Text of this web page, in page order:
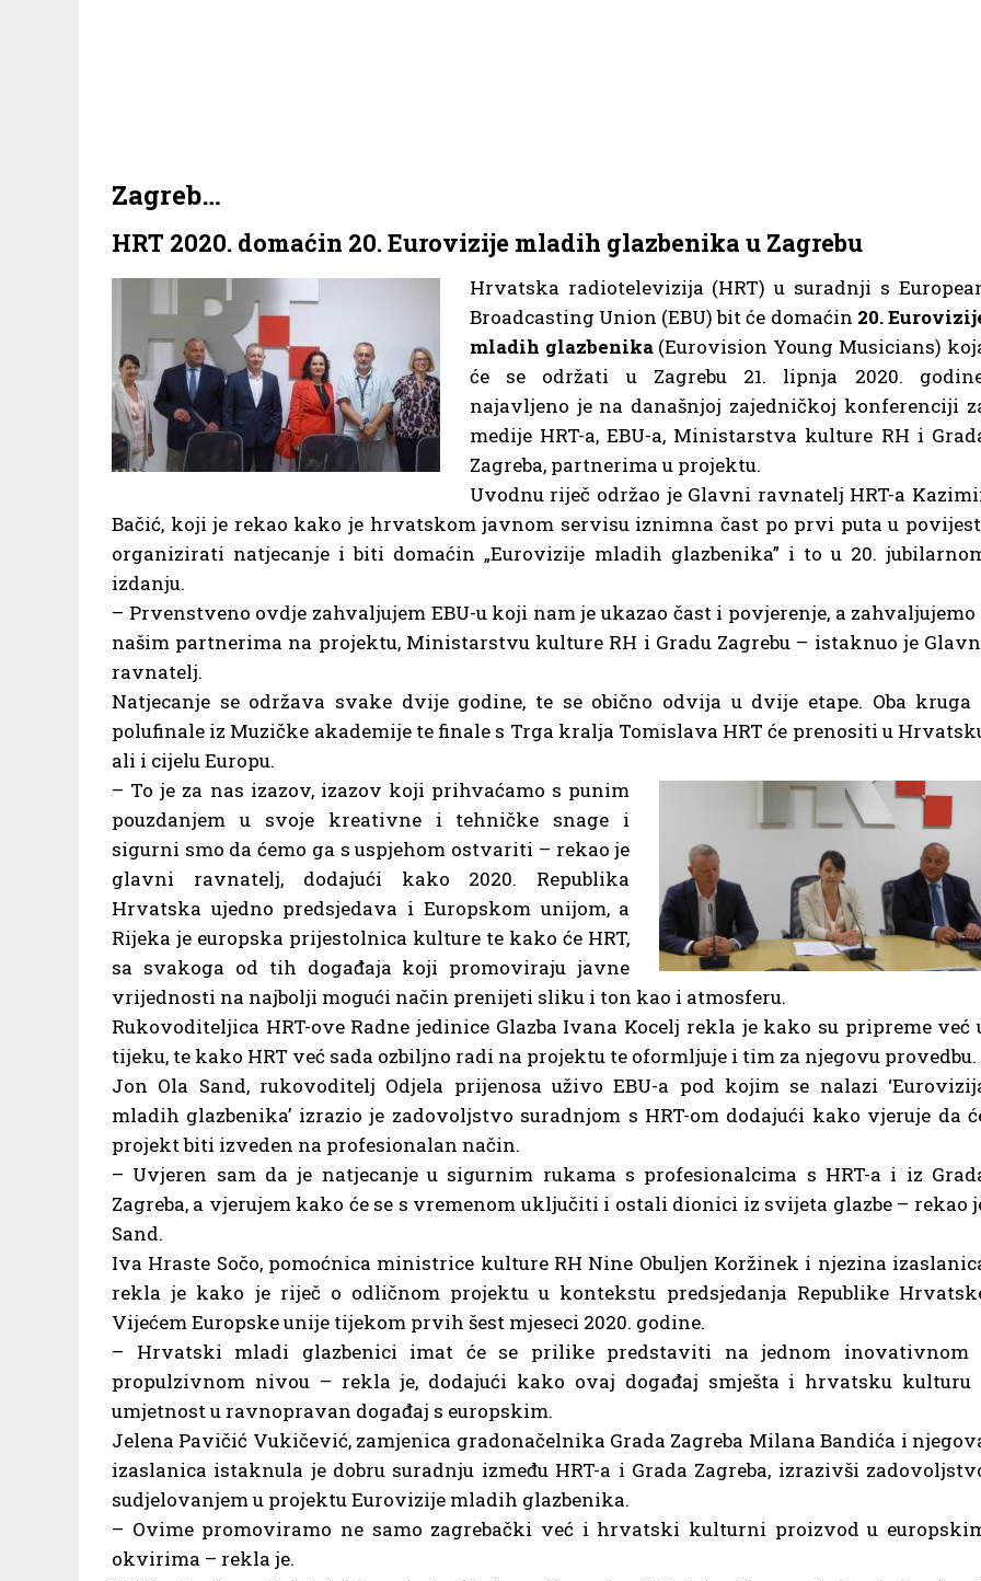
Zagreb…
HRT 2020. domaćin 20. Eurovizije mladih glazbenika u Zagrebu
Hrvatska radiotelevizija (HRT) u suradnji s
Broadcasting Union (EBU) bit će domaćin 20.
mladih glazbenika(Eurovision Young Musicians)
će se održati u Zagrebu 21. lipnja 2020.
najavljeno je na današnjoj zajedničkoj konferenciji
medije HRT-a, EBU-a, Ministarstva kulture RH i
Zagreba, partnerima u projektu.
Uvodnu riječ održao je Glavni ravnatelj HRT-a
Bačić, koji je rekao kako je hrvatskom javnom servisu iznimna čast po prvi puta u
organizirati natjecanje i biti domaćin „Eurovizije mladih glazbenika” i to u 20.
izdanju.
– Prvenstveno ovdje zahvaljujem EBU-u koji nam je ukazao čast i povjerenje, a zahvaljujemo
našim partnerima na projektu, Ministarstvu kulture RH i Gradu Zagrebu – istaknuo je
ravnatelj.
Natjecanje se održava svake dvije godine, te se obično odvija u dvije etape. Oba kruga
polufinale iz Muzičke akademije te finale s Trga kralja Tomislava HRT će prenositi u
ali i cijelu Europu.
– To je za nas izazov, izazov koji prihvaćamo s punim
pouzdanjem u svoje kreativne i tehničke snage i
sigurni smo da ćemo ga s uspjehom ostvariti – rekao je
glavni ravnatelj, dodajući kako 2020. Republika
Hrvatska ujedno predsjedava i Europskom unijom, a
Rijeka je europska prijestolnica kulture te kako će HRT,
sa svakoga od tih događaja koji promoviraju javne
vrijednosti na najbolji mogući način prenijeti sliku i ton kao i atmosferu.
Rukovoditeljica HRT-ove Radne jedinice Glazba Ivana Kocelj rekla je kako su pripreme već
tijeku, te kako HRT već sada ozbiljno radi na projektu te oformljuje i tim za njegovu provedbu.
Jon Ola Sand, rukovoditelj Odjela prijenosa uživo EBU-a pod kojim se nalazi
mladih glazbenika’ izrazio je zadovoljstvo suradnjom s HRT-om dodajući kako vjeruje da
projekt biti izveden na profesionalan način.
– Uvjeren sam da je natjecanje u sigurnim rukama s profesionalcima s HRT-a i iz
Zagreba, a vjerujem kako će se s vremenom uključiti i ostali dionici iz svijeta glazbe – rekao
Sand.
Iva Hraste Sočo, pomoćnica ministrice kulture RH Nine Obuljen Koržinek i njezina
rekla je kako je riječ o odličnom projektu u kontekstu predsjedanja Republike
Vijećem Europske unije tijekom prvih šest mjeseci 2020. godine.
– Hrvatski mladi glazbenici imat će se prilike predstaviti na jednom inovativnom
propulzivnom nivou – rekla je, dodajući kako ovaj događaj smješta i hrvatsku kulturu
umjetnost u ravnopravan događaj s europskim.
Jelena Pavičić Vukičević, zamjenica gradonačelnika Grada Zagreba Milana Bandića i
izaslanica istaknula je dobru suradnju između HRT-a i Grada Zagreba, izrazivši
sudjelovanjem u projektu Eurovizije mladih glazbenika.
– Ovime promoviramo ne samo zagrebački već i hrvatski kulturni proizvod u
okvirima – rekla je.